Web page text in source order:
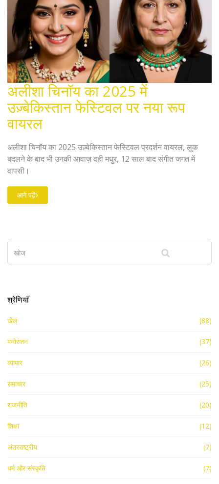
अलीशा चिनॉय का 2025 में
उज़्बेकिस्तान फेस्टिवल पर नया रूप
वायरल
अलीशा चिनॉय का 2025 उज़्बेकिस्तान फेस्टिवल प्रदर्शन वायरल, लुक
बदलने के बाद भी उनकी आवाज़ वही मधुर, 12 साल बाद संगीत जगत में
वापसी।
आगे पढ़ें
श्रेणियाँ
खेल (88)
मनोरंजन (37)
व्यापार (26)
समाचार (25)
राजनीति (20)
शिक्षा (12)
अंतरराष्ट्रीय (7)
धर्म और संस्कृति (7)